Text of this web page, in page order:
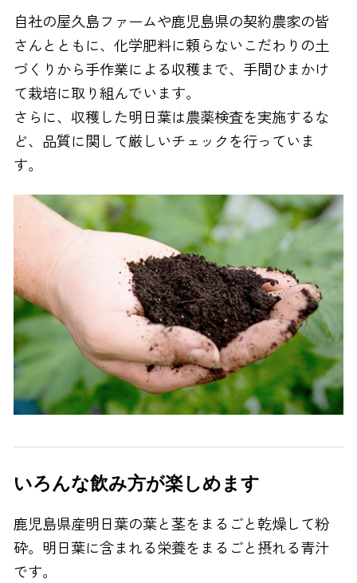
自社の屋久島ファームや鹿児島県の契約農家の皆
さんとともに、化学肥料に頼らないこだわりの土
づくりから手作業による収穫まで、手間ひまかけ
て栽培に取り組んでいます。
さらに、収穫した明日葉は農薬検査を実施するな
ど、品質に関して厳しいチェックを行っていま
す。
いろんな飲み方が楽しめます
鹿児島県産明日葉の葉と茎をまるごと乾燥して粉
砕。明日葉に含まれる栄養をまるごと摂れる青汁
です。